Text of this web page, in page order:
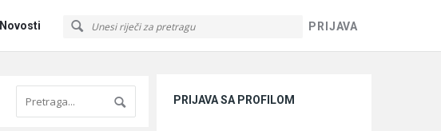
PRIJAVA
Novosti
PRIJAVA SA PROFILOM